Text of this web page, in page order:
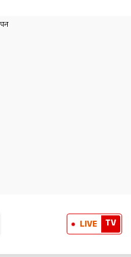
LIVE TV